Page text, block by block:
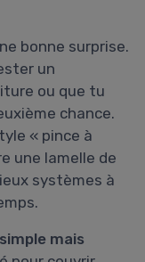
bonne surprise.
un
ou que tu
chance.
« pince à
une lamelle de
systèmes à
simple mais